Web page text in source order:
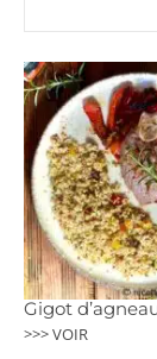
Gigot
>>> VOIR